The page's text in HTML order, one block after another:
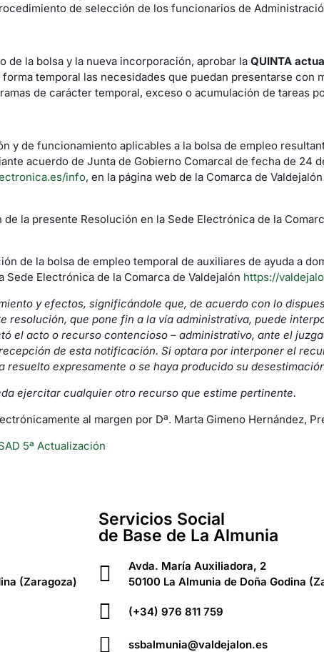
de selección de los funcionarios de
de la bolsa y la nueva incorporación, aprobar la QUINTA
temporal las necesidades que puedan presentarse
de carácter temporal, exceso o acumulación de tareas
y de funcionamiento aplicables a la bolsa de empleo
acuerdo de Junta de Gobierno Comarcal de fecha de 24
info, en la página web de la Comarca de
de la presente Resolución en la Sede Electrónica de la
de la bolsa de empleo temporal de auxiliares de ayuda a
Electrónica de la Comarca de Valdejalón https://
y efectos, significándole que, de acuerdo con lo
resolución, que pone fin a la vía administrativa, puede
el acto o recurso contencioso – administrativo, ante el
de esta notificación. Si optara por interponer el
resuelto expresamente o se haya producido su
ejercitar cualquier otro recurso que estime pertinente.
al margen por Dª. Marta Gimeno Hernández,
5ª Actualización
(Zaragoza)
Servicios Social
de Base de La Almunia
Avda. María Auxiliadora, 2
50100 La Almunia de Doña Godina
(+34) 976 811 759
ssbalmunia@valdejalon.es